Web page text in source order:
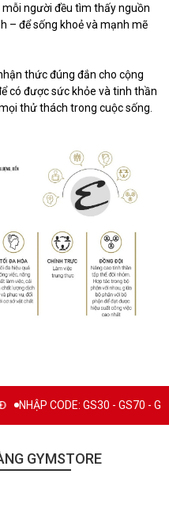
người đều tìm thấy nguồn
– để sống khoẻ và mạnh mẽ
thức đúng đắn cho cộng
có được sức khỏe và tinh thần
thử thách trong cuộc sống.
CODE: GS30 - GS70 - GS100
GYMSTORE